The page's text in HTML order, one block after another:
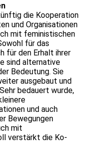
die Kooperation
und Organisationen
mit feministischen
für das
für den Erhalt ihrer
sind alternative
Bedeutung. Sie
ausgebaut und
bedauert wurde,
und auch
Bewegungen
mit
verstärkt die Ko-